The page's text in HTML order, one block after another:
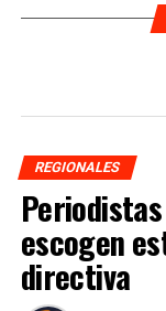
REGIONALES
escogen
directiva